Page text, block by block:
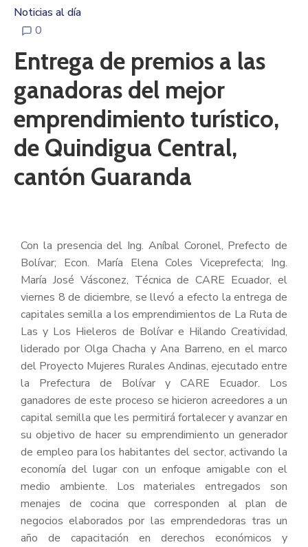
Noticias al día
0
Entrega de premios a las
ganadoras del mejor
emprendimiento turístico,
de Quindigua Central,
cantón Guaranda
Con la presencia del Ing. Aníbal Coronel, Prefecto de
Bolívar; Econ. María Elena Coles Viceprefecta; Ing.
María José Vásconez, Técnica de CARE Ecuador, el
viernes 8 de diciembre, se llevó a efecto la entrega de
capitales semilla a los emprendimientos de La Ruta de
Las y Los Hieleros de Bolívar e Hilando Creatividad,
liderado por Olga Chacha y Ana Barreno, en el marco
del Proyecto Mujeres Rurales Andinas, ejecutado entre
la Prefectura de Bolívar y CARE Ecuador. Los
ganadores de este proceso se hicieron acreedores a un
capital semilla que les permitirá fortalecer y avanzar en
su objetivo de hacer su emprendimiento un generador
de empleo para los habitantes del sector, activando la
economía del lugar con un enfoque amigable con el
medio ambiente. Los materiales entregados son
menajes de cocina que corresponden al plan de
negocios elaborados por las emprendedoras tras un
año de capacitación en derechos económicos y